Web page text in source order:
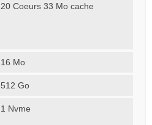
20 Coeurs 33 Mo cache
16 Mo
512 Go
1 Nvme